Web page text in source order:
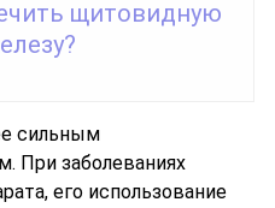
щитовидную
сильным
При заболеваниях
его использование